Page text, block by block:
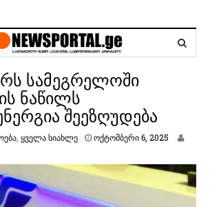
სამეგრელოში
ნაწილს
შეეზღუდება
ყველა სიახლე ოქტომბერი 6, 2025
ო
ბ